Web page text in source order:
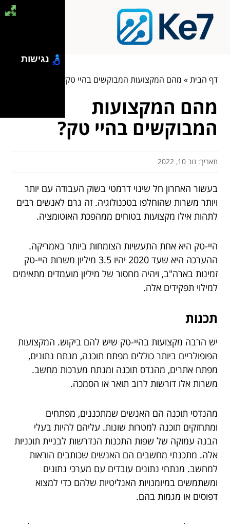
דף הבית» מהם המקצועות המבוקשים בהיי טק?
מהם המקצועות
המבוקשים בהיי טק?
תאריך: נוב 10, 2022
בעשור האחרון חל שינוי דרמטי בשוק העבודה עם יותר
ויותר משרות שהוחלפו בטכנולוגיה. זה גרם לאנשים רבים
לתהות אילו מקצועות בטוחים ממהפכת האוטומציה.
היי-טק היא אחת התעשיות הצומחות ביותר באמריקה.
ההערכה היא שעד 2020 יהיו 3.5 מיליון משרות היי-טק
זמינות בארה"ב, ויהיה מחסור של מיליון מועמדים מתאימים
למילוי תפקידים אלה.
תכנות
יש הרבה מקצועות בהיי-טק שיש להם ביקוש. המקצועות
הפופולריים ביותר כוללים מפתח תוכנה, מנתח נתונים,
מפתח אתרים, מהנדס תוכנה ומנתח מערכות מחשב.
משרות אלו דורשות לרוב תואר או הסמכה.
מהנדסי תוכנה הם האנשים שמתכננים, מפתחים
ומתחזקים תוכנה למטרות שונות. עליהם להיות בעלי
הבנה עמוקה של שפות התכנות הנדרשות לבניית תוכניות
אלה. מתכנתי מחשבים הם האנשים שכותבים הוראות
למחשב. מנתחי נתונים עובדים עם מערכי נתונים
ומשתמשים במיומנויות האנליטיות שלהם כדי למצוא
דפוסים או מגמות בהם.
נגישות